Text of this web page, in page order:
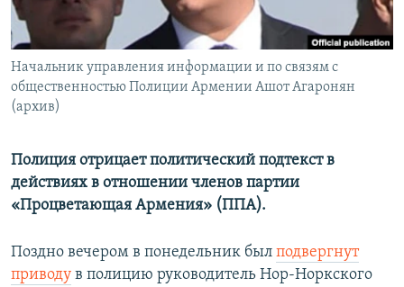
Русский
Все сайты Радио Азатутюн
Начальник управления информации и по связям с
общественностью Полиции Армении Ашот Агаронян
(архив)
Полиция отрицает политический подтекст в
действиях в отношении членов партии
«Процветающая Армения» (ППА).
Поздно вечером в понедельник был подвергнут
приводу в полицию руководитель Нор-Норкского